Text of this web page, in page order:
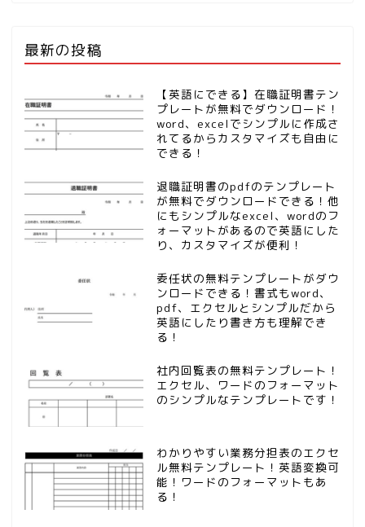
最新の投稿
【英語にできる】在職証明書テン
プレートが無料でダウンロード！
word、excelでシンプルに作成さ
れてるからカスタマイズも自由に
できる！
退職証明書のpdfのテンプレート
が無料でダウンロードできる！他
にもシンプルなexcel、wordのフ
ォーマットがあるので英語にした
り、カスタマイズが便利！
委任状の無料テンプレートがダウ
ンロードできる！書式もword、
pdf、エクセルとシンプルだから
英語にしたり書き方も理解でき
る！
社内回覧表の無料テンプレート！
エクセル、ワードのフォーマット
のシンプルなテンプレートです！
わかりやすい業務分担表のエクセ
ル無料テンプレート！英語変換可
能！ワードのフォーマットもあ
る！